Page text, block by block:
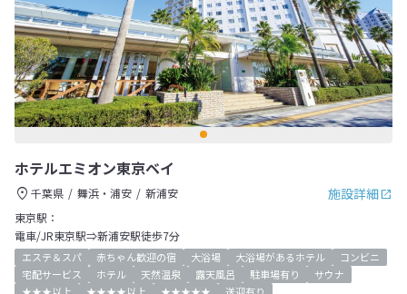
ホテルエミオン東京ベイ
施設詳細
千葉県 舞浜・浦安
新浦安
東京駅：
電車/JR東京駅⇒新浦安駅徒歩7分
エステ＆スパ 赤ちゃん歓迎の宿 大浴場 大浴場があるホテル
コンビニ
宅配サービス
ホテル 天然温泉 露天風呂 駐車場有り
サウナ